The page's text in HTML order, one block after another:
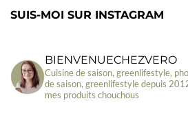
SUIS-MOI SUR INSTAGRAM
BIENVENUECHEZVERO
Cuisine de saison, greenlifestyle,
de saison, greenlifestyle depuis
mes produits chouchous